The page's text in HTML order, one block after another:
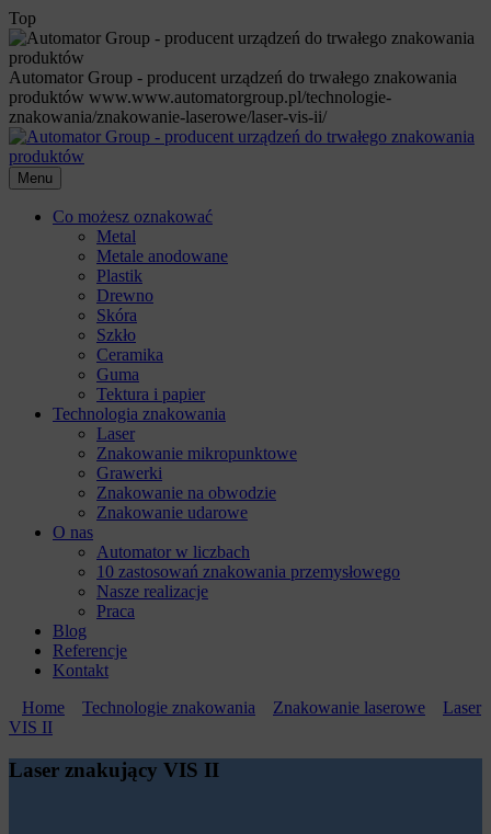
Top
Automator Group - producent urządzeń do trwałego znakowania
produktów www.www.automatorgroup.pl/technologie-
znakowania/znakowanie-laserowe/laser-vis-ii/
Menu
Co możesz oznakować
Metal
Metale anodowane
Plastik
Drewno
Skóra
Szkło
Ceramika
Guma
Tektura i papier
Technologia znakowania
Laser
Znakowanie mikropunktowe
Grawerki
Znakowanie na obwodzie
Znakowanie udarowe
O nas
Automator w liczbach
10 zastosowań znakowania przemysłowego
Nasze realizacje
Praca
Blog
Referencje
Kontakt
Home Technologie znakowania Znakowanie laserowe
Laser
VIS II
Laser znakujący VIS II